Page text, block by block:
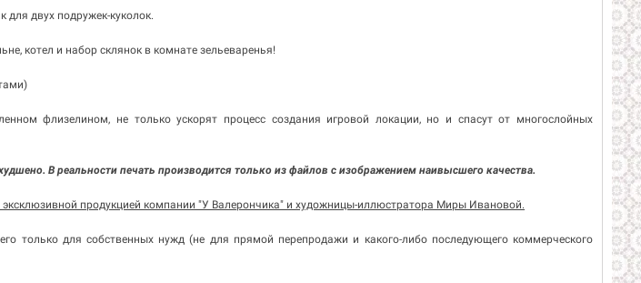
двух подружек-куколок.
котел и набор склянок в комнате зельеваренья!
флизелином, не только ускорят процесс создания игровой локации, но и спасут от многослойных
В реальности печать производится только из файлов с изображением наивысшего качества.
продукцией компании "У Валерончика" и художницы-иллюстратора Миры Ивановой.
только для собственных нужд (не для прямой перепродажи и какого-либо последующего коммерческого